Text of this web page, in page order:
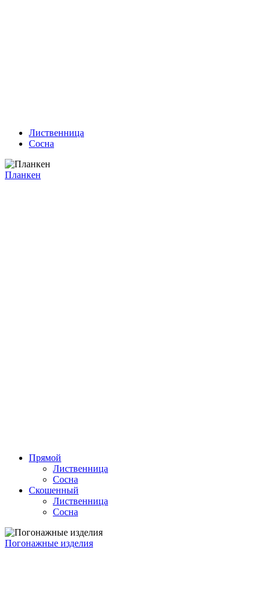
Лиственница
Сосна
Планкен
Прямой
Лиственница
Сосна
Скошенный
Лиственница
Сосна
Погонажные изделия